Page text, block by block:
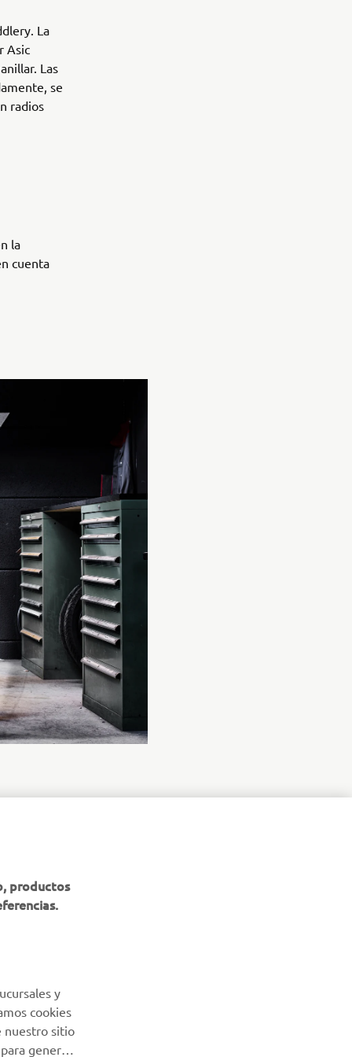
La
Asic
Las
se
radios
la
cuenta
Sé el primero en enterarte de las últimas ofertas, eventos
Lea nuestra Política de Privacidad para saber cómo procesamos
productos
y
cookies
nuestro sitio
generar